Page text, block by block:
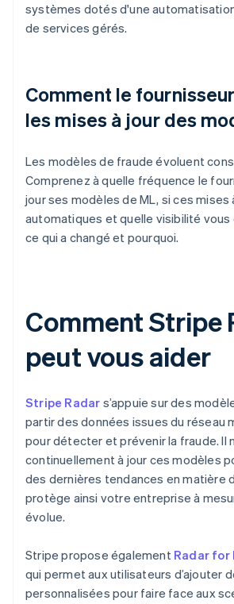
systèmes dotés d'une
de services gérés.
Comment le
les mises à jour des
Les modèles de fraude évoluent
Comprenez à quelle fréquence le
jour ses modèles de ML, si ces mises
automatiques et quelle visibilité
ce qui a changé et pourquoi.
Comment Stripe
peut vous aider
Stripe Radar s’appuie sur des
partir des données issues du réseau
pour détecter et prévenir la fraude. Il
continuellement à jour ces modèles
des dernières tendances en matière
protège ainsi votre entreprise à
évolue.
Stripe propose également Radar for
qui permet aux utilisateurs d’ajouter
personnalisées pour faire face aux